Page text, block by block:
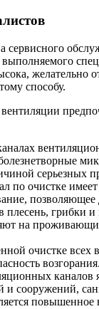
сервисного
желательно
способу.
серьезных
по очистке
позволяющее
грибки и
на
очистке
возгорания.
каналов
и сооружений,
повышенное